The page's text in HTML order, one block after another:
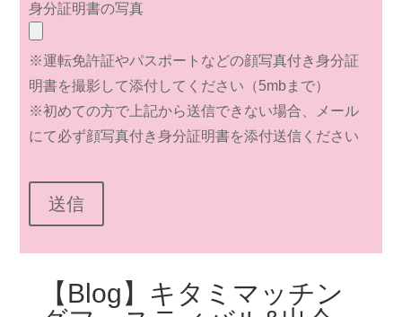
身分証明書の写真
※運転免許証やパスポートなどの顔写真付き身分証
明書を撮影して添付してください（5mbまで）
※初めての方で上記から送信できない場合、メール
にて必ず顔写真付き身分証明書を添付送信ください
【Blog】キタミマッチン